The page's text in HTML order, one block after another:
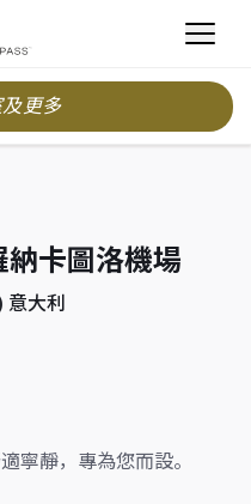
更多
卡圖洛機場
大利
寧靜，專為您而設。